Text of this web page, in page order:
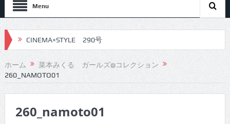
Menu
CINEMA×STYLE 290号
CINEMA×STYLE 289号
CINEMA×STYLE 288号
CINEMA×STYLE 286号
ホーム
菜本みくる ガールズ@コレクション
260_NAMOTO01
260_namoto01